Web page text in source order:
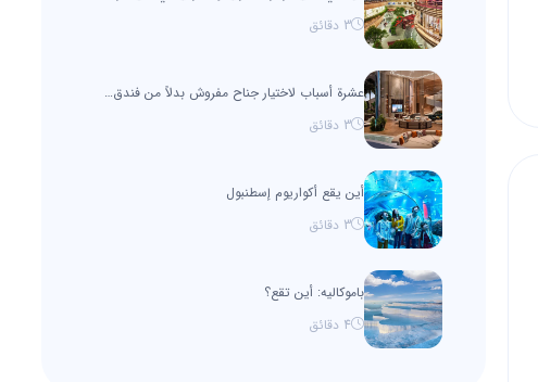
3 دقائق
عشرة أسباب لاختيار جناح مفروش بدلاً من فندق في اسطنبول
3 دقائق
أين يقع أكواريوم إسطنبول
3 دقائق
باموكاليه: أين تقع؟
4 دقائق